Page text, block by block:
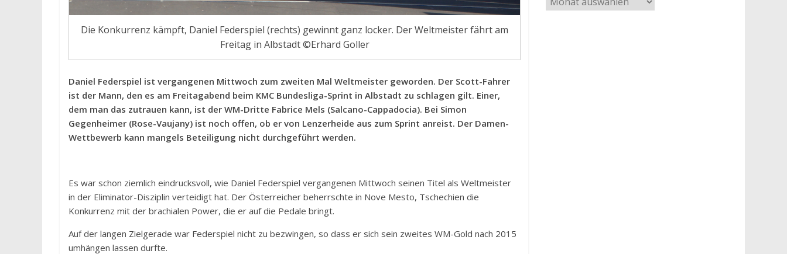
Die Konkurrenz kämpft, Daniel Federspiel (rechts) gewinnt ganz locker. Der Weltmeister fährt am
Freitag in Albstadt ©Erhard Goller
Daniel Federspiel ist vergangenen Mittwoch zum zweiten Mal Weltmeister geworden. Der Scott-Fahrer
ist der Mann, den es am Freitagabend beim KMC Bundesliga-Sprint in Albstadt zu schlagen gilt. Einer,
dem man das zutrauen kann, ist der WM-Dritte Fabrice Mels (Salcano-Cappadocia). Bei Simon
Gegenheimer (Rose-Vaujany) ist noch offen, ob er von Lenzerheide aus zum Sprint anreist. Der Damen-
Wettbewerb kann mangels Beteiligung nicht durchgeführt werden.
Es war schon ziemlich eindrucksvoll, wie Daniel Federspiel vergangenen Mittwoch seinen Titel als Weltmeister
in der Eliminator-Disziplin verteidigt hat. Der Österreicher beherrschte in Nove Mesto, Tschechien die
Konkurrenz mit der brachialen Power, die er auf die Pedale bringt.
Auf der langen Zielgerade war Federspiel nicht zu bezwingen, so dass er sich sein zweites WM-Gold nach 2015
umhängen lassen durfte.